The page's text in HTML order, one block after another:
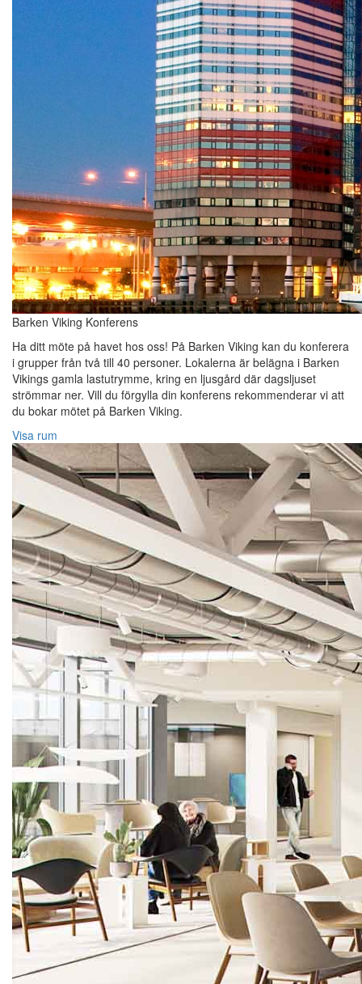
Barken Viking Konferens
Ha ditt möte på havet hos oss! På Barken Viking kan du konferera
i grupper från två till 40 personer. Lokalerna är belägna i Barken
Vikings gamla lastutrymme, kring en ljusgård där dagsljuset
strömmar ner. Vill du förgylla din konferens rekommenderar vi att
du bokar mötet på Barken Viking.
Visa rum